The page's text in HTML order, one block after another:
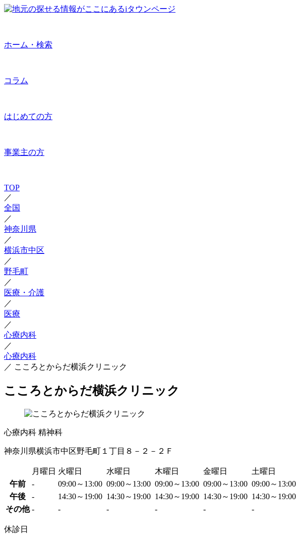
ホーム・検索
コラム
はじめての方
事業主の方
TOP
／
全国
／
神奈川県
／
横浜市中区
／
野毛町
／
医療・介護
／
医療
／
心療内科
／
心療内科
／ こころとからだ横浜クリニック
こころとからだ横浜クリニック
心療内科 精神科
神奈川県横浜市中区野毛町１丁目８－２－２Ｆ
月曜日 火曜日 水曜日 木曜日 金曜日 土曜日
午前
- 09:00～13:00 09:00～13:00 09:00～13:00 09:00～13:00 09:00～13:00
午後
- 14:30～19:00 14:30～19:00 14:30～19:00 14:30～19:00 14:30～19:00
その他 - - - - - -
休診日